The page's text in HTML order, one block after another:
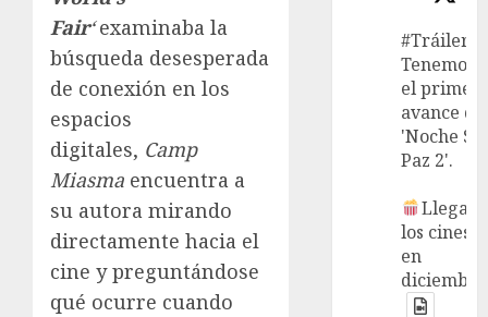
Fair‘examinaba la
búsqueda desesperada
de conexión en los
espacios
digitales, Camp
Miasma encuentra a
su autora mirando
directamente hacia el
cine y preguntándose
qué ocurre cuando
#Tráiler
Tenemos
el primer
avance de
'Noche
Paz 2'.
Llega a
los cines
en